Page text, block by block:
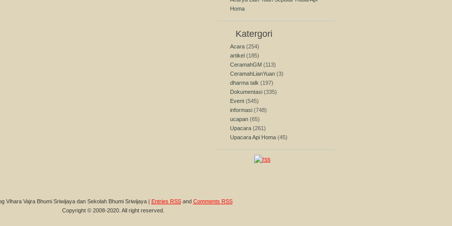
Homa
Katergori
Acara (254)
artikel (185)
CeramahGM (113)
CeramahLianYuan (3)
dharma talk (197)
Dokumentasi (335)
Event (545)
informasi (748)
ucapan (65)
Upacara (261)
Upacara Api Homa (45)
Vihara Vajra Bhumi Sriwijaya dan Sekolah Bhumi Sriwijaya | Entries RSSand Comments RSS
Copyright © 2008-2020. All right reserved.